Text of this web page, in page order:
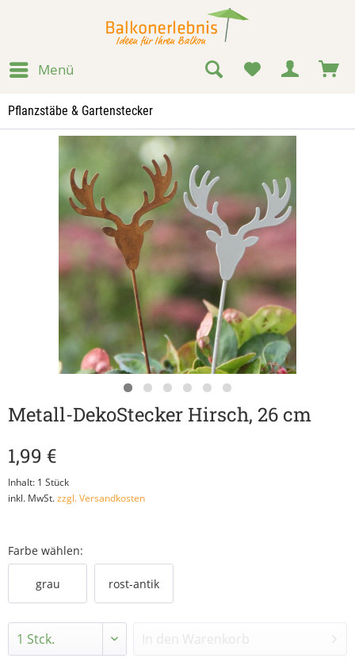
Menü
Pflanzstäbe & Gartenstecker
Metall-DekoStecker Hirsch, 26 cm
1,99 €
Inhalt: 1 Stück
inkl. MwSt.zzgl. Versandkosten
Farbe wählen:
grau rost-antik
In den Warenkorb